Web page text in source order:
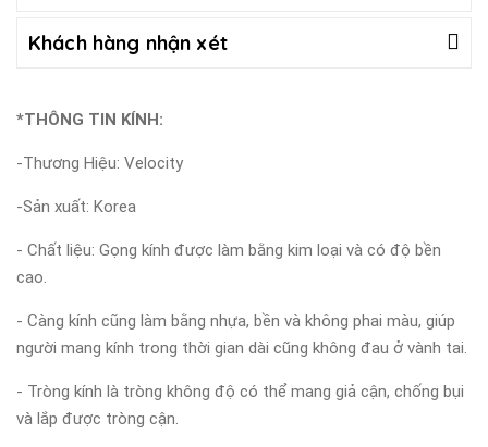
Khách hàng nhận xét
*THÔNG TIN KÍNH:
-Thương Hiệu: Velocity
-Sản xuất: Korea
- Chất liệu: Gọng kính được làm bằng kim loại và có độ bền
cao.
- Càng kính cũng làm bằng nhựa, bền và không phai màu, giúp
người mang kính trong thời gian dài cũng không đau ở vành tai.
- Tròng kính là tròng không độ có thể mang giả cận, chống bụi
và lắp được tròng cận.